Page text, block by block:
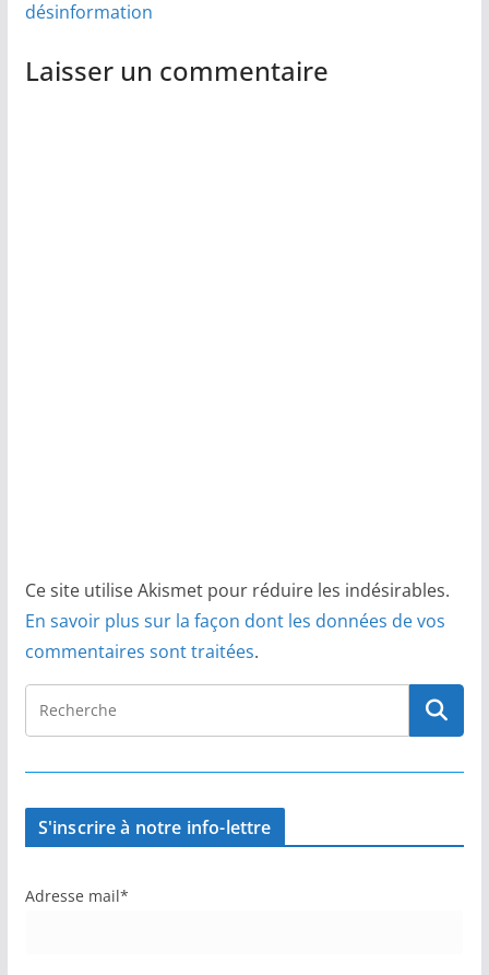
désinformation
Laisser un commentaire
Ce site utilise Akismet pour réduire les indésirables.
En savoir plus sur la façon dont les données de vos
commentaires sont traitées.
S'inscrire à notre info-lettre
Adresse mail*